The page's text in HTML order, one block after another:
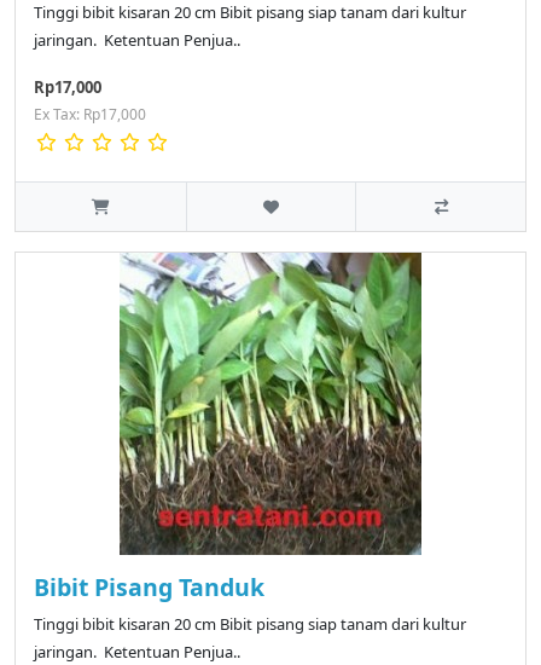
Tinggi bibit kisaran 20 cm Bibit pisang siap tanam dari kultur
jaringan. Ketentuan Penjua..
Rp17,000
Ex Tax: Rp17,000
Bibit Pisang Tanduk
Tinggi bibit kisaran 20 cm Bibit pisang siap tanam dari kultur
jaringan. Ketentuan Penjua..